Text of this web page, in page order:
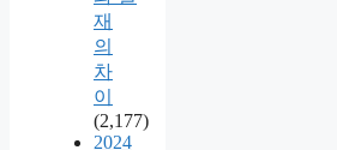
재
의
차
이
(2,177)
2024